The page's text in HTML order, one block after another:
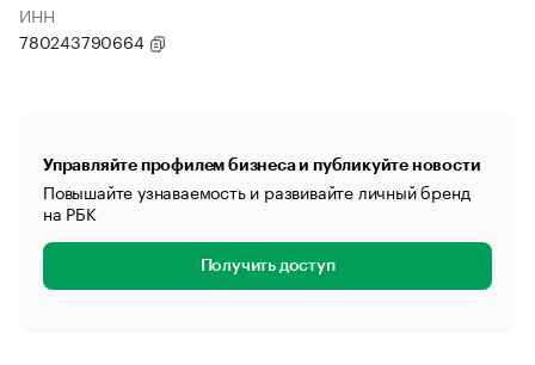
ИНН
780243790664
Управляйте профилем бизнеса и публикуйте новости
Повышайте узнаваемость и развивайте личный бренд
на РБК
Получить доступ